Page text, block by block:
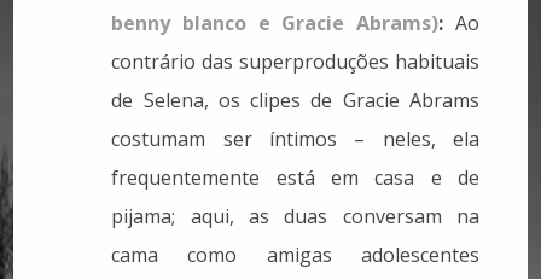
benny blanco e Gracie Abrams): Ao
contrário das superproduções habituais
de Selena, os clipes de Gracie Abrams
costumam ser íntimos – neles, ela
frequentemente está em casa e de
pijama; aqui, as duas conversam na
cama como amigas adolescentes